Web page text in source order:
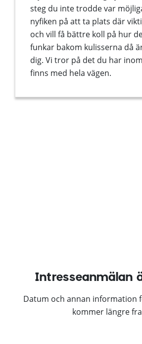
steg du inte trodde var
nyfiken på att ta plats där
och vill få bättre koll på hur
funkar bakom kulisserna då
dig. Vi tror på det du har
finns med hela vägen.
Intresseanmälan
Datum och annan information
kommer längre